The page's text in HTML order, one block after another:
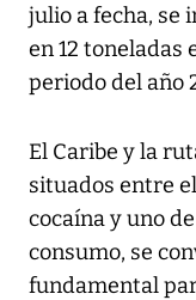
julio a fecha, se
en 12 toneladas
periodo del año
El Caribe y la
situados entre
cocaína y uno
consumo, se
fundamental